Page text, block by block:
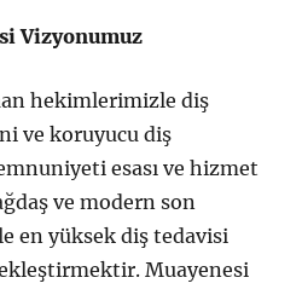
Vizyonumuz
hekimlerimizle diş
ve koruyucu diş
esası ve hizmet
ve modern son
en yüksek diş tedavisi
Muayenesi